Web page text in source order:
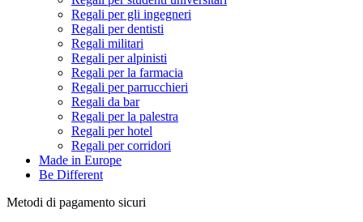
Regali per gli ingegneri
Regali per dentisti
Regali militari
Regali per alpinisti
Regali per la farmacia
Regali per parrucchieri
Regali da bar
Regali per la palestra
Regali per hotel
Regali per corridori
Made in Europe
Be Different
Metodi di pagamento sicuri